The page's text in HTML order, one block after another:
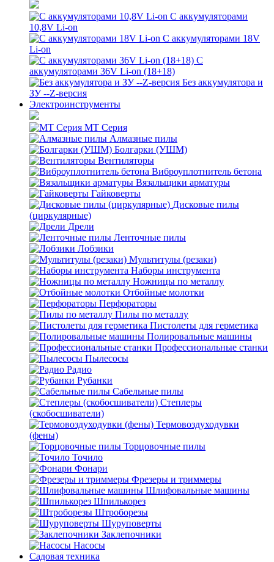
С аккумуляторами
10,8V Li-on
С аккумуляторами 18V
Li-on
С
аккумуляторами 36V Li-on (18+18)
Без аккумулятора и
ЗУ --Z-версия
Электроинструменты
MT Серия
Алмазные пилы
Болгарки (УШМ)
Вентиляторы
Виброуплотнитель бетона
Вязальщики арматуры
Гайковерты
Дисковые пилы
(циркулярные)
Дрели
Ленточные пилы
Лобзики
Мультитулы (резаки)
Наборы инструмента
Ножницы по металлу
Отбойные молотки
Перфораторы
Пилы по металлу
Пистолеты для герметика
Полировальные машины
Профессиональные станки
Пылесосы
Радио
Рубанки
Сабельные пилы
Степлеры
(скобосшиватели)
Термовоздуходувки
(фены)
Торцовочные пилы
Точило
Фонари
Фрезеры и триммеры
Шлифовальные машины
Шпилькорез
Штроборезы
Шуруповерты
Заклепочники
Насосы
Садовая техника